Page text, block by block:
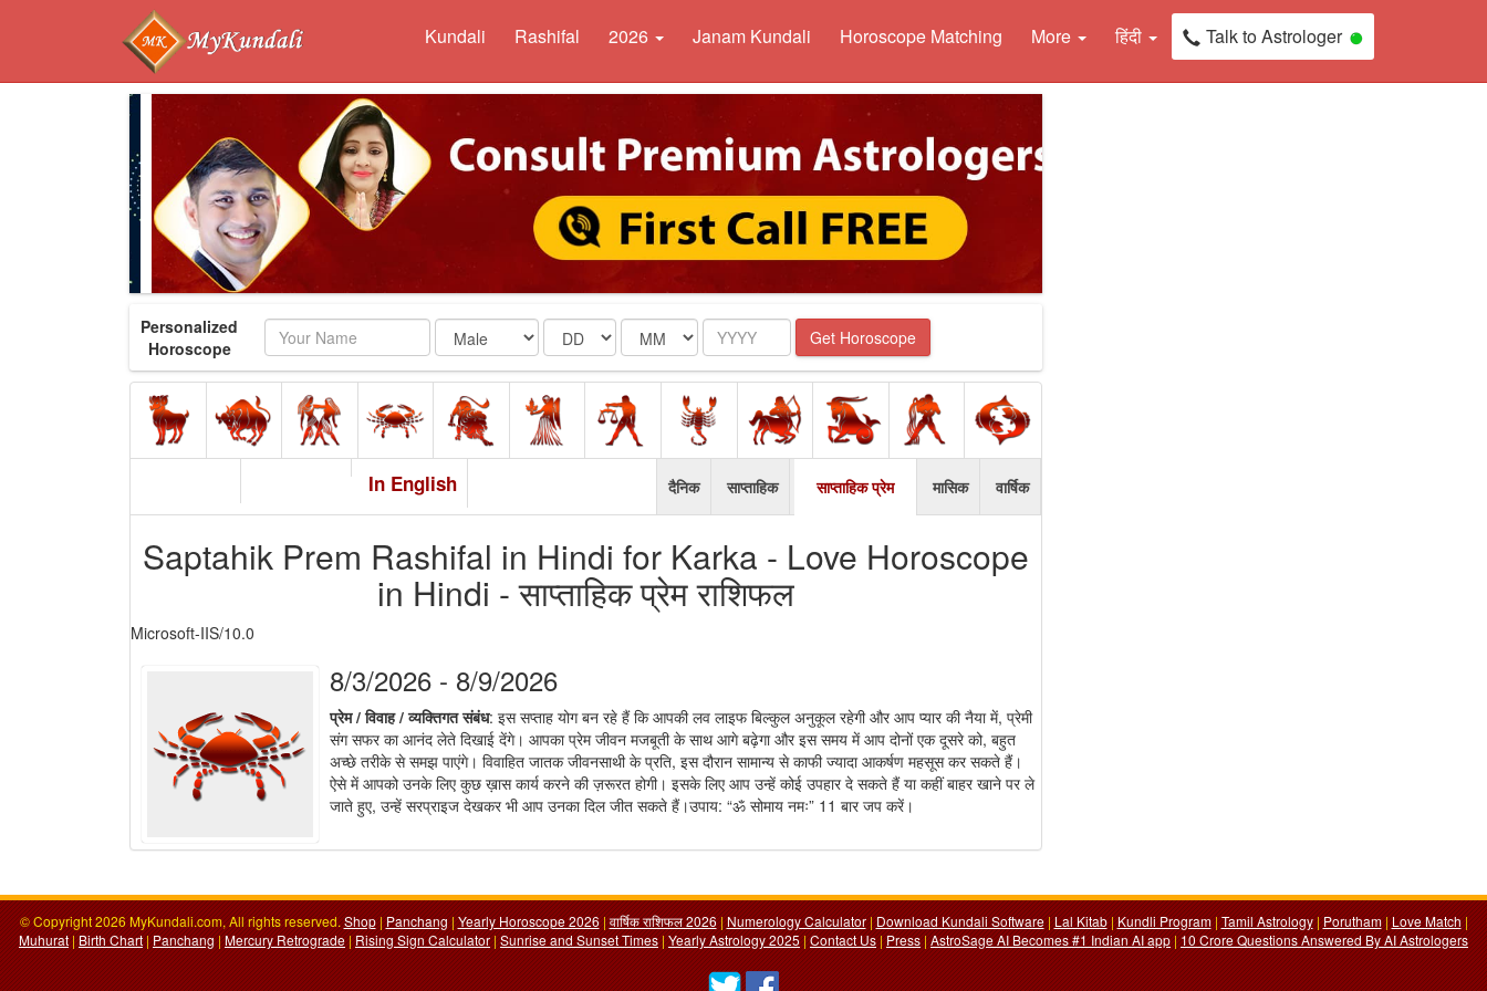
Kundali Rashifal 2026 Janam Kundali Horoscope Matching More हिंदी Talk to Astrologer
Personalized
Horoscope
Name Date Month Year Get Horoscope
In English दैनिक साप्ताहिक साप्ताहिक प्रेम मासिक वार्षिक
Saptahik Prem Rashifal in Hindi for Karka - Love Horoscope
in Hindi - साप्ताहिक प्रेम राशिफल
Microsoft-IIS/10.0
8/3/2026 - 8/9/2026
प्रेम / विवाह / व्यक्तिगत संबंध: इस सप्ताह योग बन रहे हैं कि आपकी लव लाइफ बिल्कुल अनुकूल रहेगी और आप प्यार की नैया में, प्रेमी
संग सफर का आनंद लेते दिखाई देंगे। आपका प्रेम जीवन मजबूती के साथ आगे बढ़ेगा और इस समय में आप दोनों एक दूसरे को, बहुत
अच्छे तरीके से समझ पाएंगे। विवाहित जातक जीवनसाथी के प्रति, इस दौरान सामान्य से काफी ज्यादा आकर्षण महसूस कर सकते हैं।
ऐसे में आपको उनके लिए कुछ ख़ास कार्य करने की ज़रूरत होगी। इसके लिए आप उन्हें कोई उपहार दे सकते हैं या कहीं बाहर खाने पर ले
जाते हुए, उन्हें सरप्राइज देखकर भी आप उनका दिल जीत सकते हैं।उपाय: “ॐ सोमाय नमः” 11 बार जप करें।
© Copyright 2026 MyKundali.com, All rights reserved.Shop|Panchang|Yearly Horoscope 2026|वार्षिक राशिफल 2026|Numerology Calculator|Download Kundali Software|Lal Kitab|Kundli Program|Tamil Astrology|Porutham|Love Match|
Muhurat|Birth Chart|Panchang|Mercury Retrograde|Rising Sign Calculator|Sunrise and Sunset Times|Yearly Astrology 2025|Contact Us|Press|AstroSage AI Becomes #1 Indian AI app|10 Crore Questions Answered By AI Astrologers